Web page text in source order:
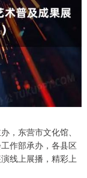
，东营市文化馆、
作部承办，各县区
线上展播，精彩上